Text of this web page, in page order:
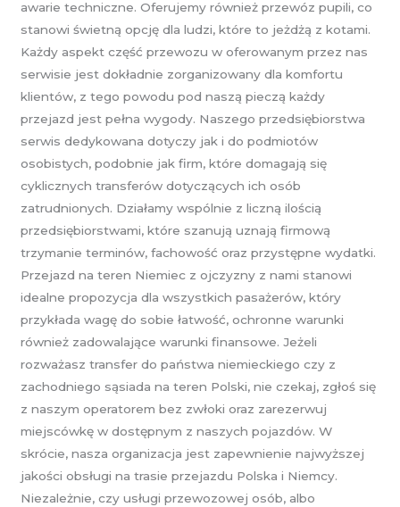
awarie techniczne. Oferujemy również przewóz pupili, co
stanowi świetną opcję dla ludzi, które to jeżdżą z kotami.
Każdy aspekt część przewozu w oferowanym przez nas
serwisie jest dokładnie zorganizowany dla komfortu
klientów, z tego powodu pod naszą pieczą każdy
przejazd jest pełna wygody. Naszego przedsiębiorstwa
serwis dedykowana dotyczy jak i do podmiotów
osobistych, podobnie jak firm, które domagają się
cyklicznych transferów dotyczących ich osób
zatrudnionych. Działamy wspólnie z liczną ilością
przedsiębiorstwami, które szanują uznają firmową
trzymanie terminów, fachowość oraz przystępne wydatki.
Przejazd na teren Niemiec z ojczyzny z nami stanowi
idealne propozycja dla wszystkich pasażerów, który
przykłada wagę do sobie łatwość, ochronne warunki
również zadowalające warunki finansowe. Jeżeli
rozważasz transfer do państwa niemieckiego czy z
zachodniego sąsiada na teren Polski, nie czekaj, zgłoś się
z naszym operatorem bez zwłoki oraz zarezerwuj
miejscówkę w dostępnym z naszych pojazdów. W
skrócie, nasza organizacja jest zapewnienie najwyższej
jakości obsługi na trasie przejazdu Polska i Niemcy.
Niezależnie, czy usługi przewozowej osób, albo